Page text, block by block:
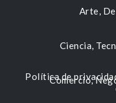
Arte,
Ciencia,
Comercio,
Política de